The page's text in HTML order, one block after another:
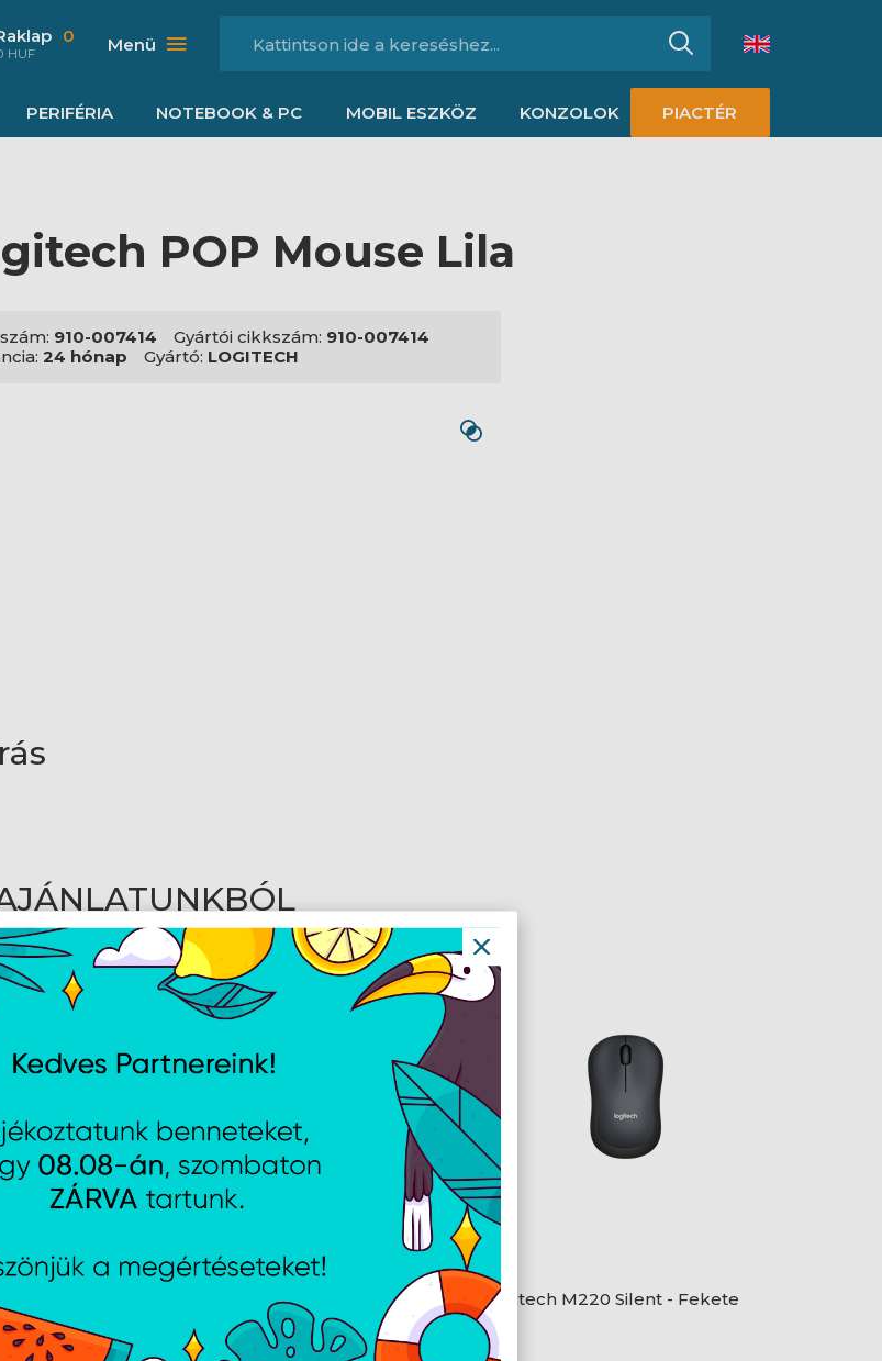
0
HUF Menü
PERIFÉRIA NOTEBOOK & PC MOBIL ESZKÖZ KONZOLOK PIACTÉR
POP Mouse Lila
910-007414 Gyártói cikkszám: 910-007414
24 hónap Gyártó: LOGITECH
- Fekete ASUS WT465 - Fekete Logitech M220 Silent - Fekete